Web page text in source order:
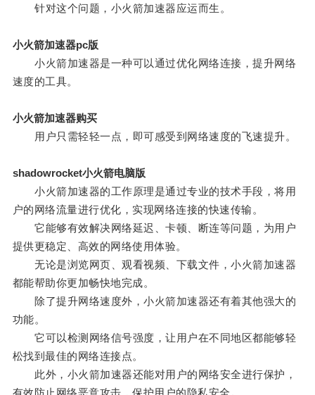
针对这个问题，小火箭加速器应运而生。
小火箭加速器pc版
小火箭加速器是一种可以通过优化网络连接，提升网络
速度的工具。
小火箭加速器购买
用户只需轻轻一点，即可感受到网络速度的飞速提升。
shadowrocket小火箭电脑版
小火箭加速器的工作原理是通过专业的技术手段，将用
户的网络流量进行优化，实现网络连接的快速传输。
它能够有效解决网络延迟、卡顿、断连等问题，为用户
提供更稳定、高效的网络使用体验。
无论是浏览网页、观看视频、下载文件，小火箭加速器
都能帮助你更加畅快地完成。
除了提升网络速度外，小火箭加速器还有着其他强大的
功能。
它可以检测网络信号强度，让用户在不同地区都能够轻
松找到最佳的网络连接点。
此外，小火箭加速器还能对用户的网络安全进行保护，